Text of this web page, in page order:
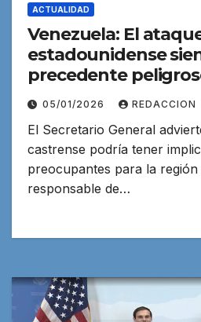
ACTUALIDAD
Venezuela: El
estadounidense
precedente
Guterres e insta al
05/01/2026 REDACCION
El Secretario General
castrense podría tener
preocupantes para la región
responsable de…